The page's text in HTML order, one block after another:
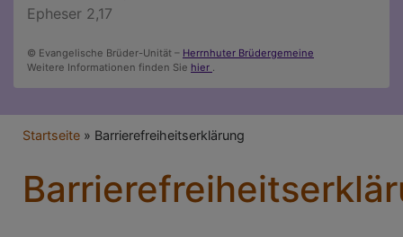
Epheser 2,17
© Evangelische Brüder-Unität – Herrnhuter Brüdergemeine
Weitere Informationen finden Sie hier .
Breadcrumb
Startseite Barrierefreiheitserklärung